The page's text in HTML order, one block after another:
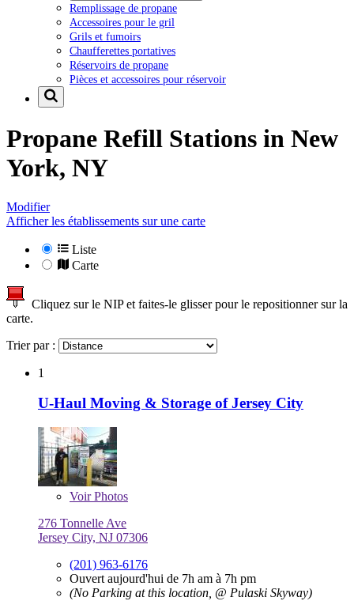
Remplissage de propane
Accessoires pour le gril
Grils et fumoirs
Chaufferettes portatives
Réservoirs de propane
Pièces et accessoires pour réservoir
Propane Refill Stations in New
York, NY
Modifier
Afficher les établissements sur une carte
Liste
Carte
Cliquez sur le NIP et faites-le glisser pour le repositionner sur la
carte.
Trier par :
1
U-Haul Moving & Storage of Jersey City
VoirPhotos
276 Tonnelle Ave
Jersey City, NJ 07306
(201) 963-6176
Ouvert aujourd'hui de 7h am à 7h pm
(No Parking at this location, @ Pulaski Skyway)